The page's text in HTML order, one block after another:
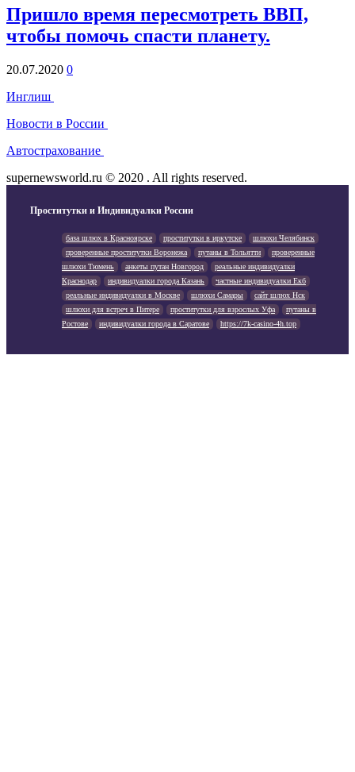
Пришло время пересмотреть ВВП,
чтобы помочь спасти планету.
20.07.2020 0
Инглиш
Новости в России
Автострахование
supernewsworld.ru © 2020 . All rights reserved.
Проститутки и Индивидуалки России
база шлюх в Красноярске проститутки в иркутске
шлюхи Челябинск
проверенные проститутки Воронежа
путаны в Тольятти
проверенные
шлюхи Тюмень
анкеты путан Новгород
реальные индивидуалки
Краснодар
индивидуалки города Казань
частные индивидуалки Екб
реальные индивидуалки в Москве
шлюхи Самары
сайт шлюх Нск
шлюхи для встреч в Питере
проститутки для взрослых Уфа
путаны в
Ростове
индивидуалки города в Саратове https://7k-casino-4h.top